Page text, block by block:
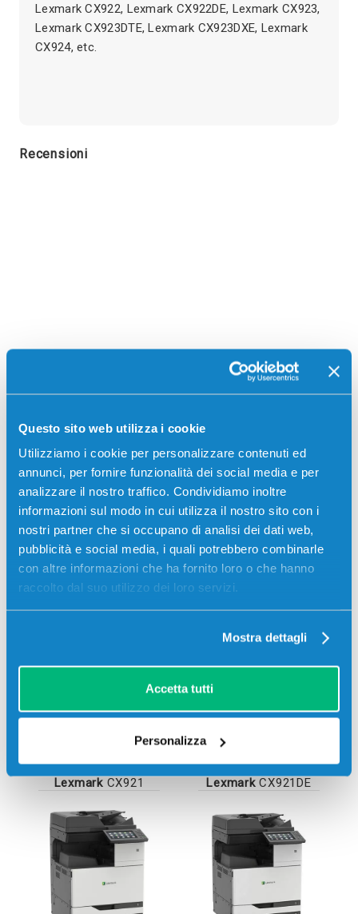
Questo sito web utilizza i cookie
Utilizziamo i cookie per personalizzare contenuti ed
annunci, per fornire funzionalità dei social media e per
analizzare il nostro traffico. Condividiamo inoltre
informazioni sul modo in cui utilizza il nostro sito con i
nostri partner che si occupano di analisi dei dati web,
pubblicità e social media, i quali potrebbero combinarle
con altre informazioni che ha fornito loro o che hanno
raccolto dal suo utilizzo dei loro servizi.
Mostra dettagli
Accetta tutti
Personalizza
Lexmark CX922, Lexmark CX922DE, Lexmark CX923,
Lexmark CX923DTE, Lexmark CX923DXE, Lexmark
CX924, etc.
Recensioni
Stampanti compatibili
LexmarkCS923 LexmarkCS923DE
LexmarkCX921 LexmarkCX921DE